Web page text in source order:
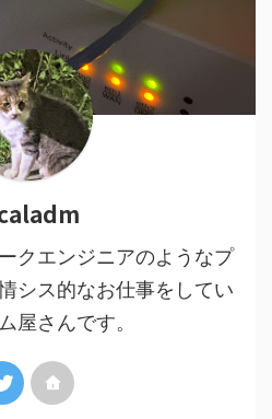
クエンジニアのようなプ
シス的なお仕事をしてい
屋さんです。